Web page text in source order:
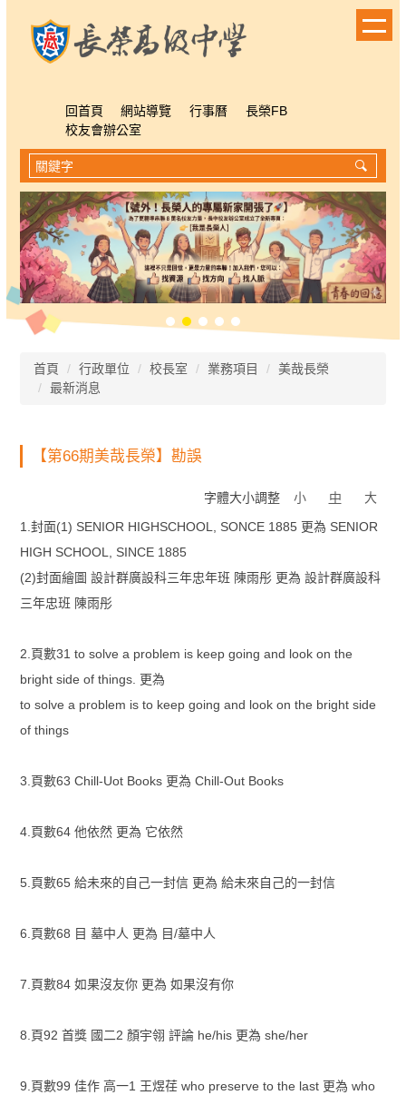
回首頁 網站導覽 行事曆
長榮FB
校友會辦公室
首頁 行政單位 校長室 業務項目
美哉長榮
最新消息
【第66期美哉長榮】勘誤
字體大小調整 小 中
大
1.封面(1) SENIOR HIGHSCHOOL, SONCE 1885 更為 SENIOR
HIGH SCHOOL, SINCE 1885
(2)封面繪圖 設計群廣設科三年忠年班 陳雨彤 更為 設計群廣設科
三年忠班 陳雨彤
2.頁數31 to solve a problem is keep going and look on the
bright side of things. 更為
to solve a problem is to keep going and look on the bright side
of things
3.頁數63 Chill-Uot Books 更為 Chill-Out Books
4.頁數64 他依然 更為 它依然
5.頁數65 給未來的自己一封信 更為 給未來自己的一封信
6.頁數68 目 墓中人 更為 目/墓中人
7.頁數84 如果沒友你 更為 如果沒有你
8.頁92 首獎 國二2 顏宇翎 評論 he/his 更為 she/her
9.頁數99 佳作 高一1 王煜荏 who preserve to the last 更為 who